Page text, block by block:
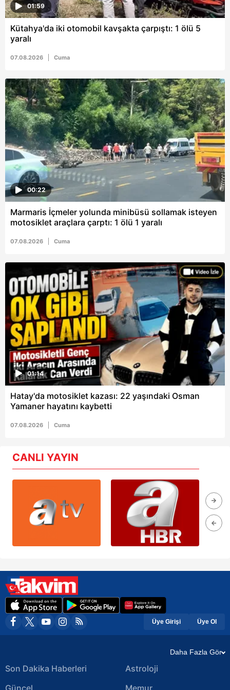
01:59
Kütahya'da iki otomobil kavşakta çarpıştı: 1 ölü 5
yaralı
07.08.2026 Cuma
00:22
Marmaris İçmeler yolunda minibüsü sollamak isteyen
motosiklet araçlara çarptı: 1 ölü 1 yaralı
07.08.2026 Cuma
01:14
Hatay'da motosiklet kazası: 22 yaşındaki Osman
Yamaner hayatını kaybetti
07.08.2026 Cuma
CANLI YAYIN
Üye Girişi Üye Ol
Daha Fazla Gör
Son Dakika Haberleri
Güncel
Astroloji
Memur